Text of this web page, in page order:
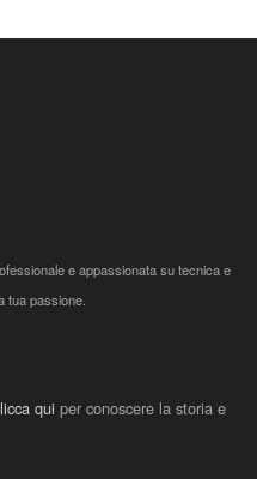
e appassionata su tecnica e
tua passione.
qui per conoscere la storia e